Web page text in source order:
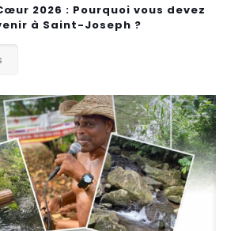
2026 : Pourquoi vous devez
à Saint-Joseph ?